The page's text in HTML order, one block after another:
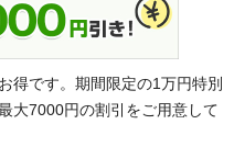
得です。期間限定の1万円特別
大7000円の割引をご用意して